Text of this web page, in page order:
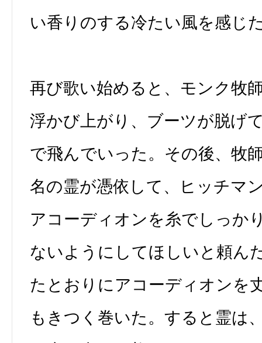
い香りのする冷たい風を感じ
再び歌い始めると、モンク牧
浮かび上がり、ブーツが脱げ
で飛んでいった。その後、牧
名の霊が憑依して、ヒッチマ
アコーディオンを糸でしっか
ないようにしてほしいと頼ん
たとおりにアコーディオンを
もきつく巻いた。すると霊は